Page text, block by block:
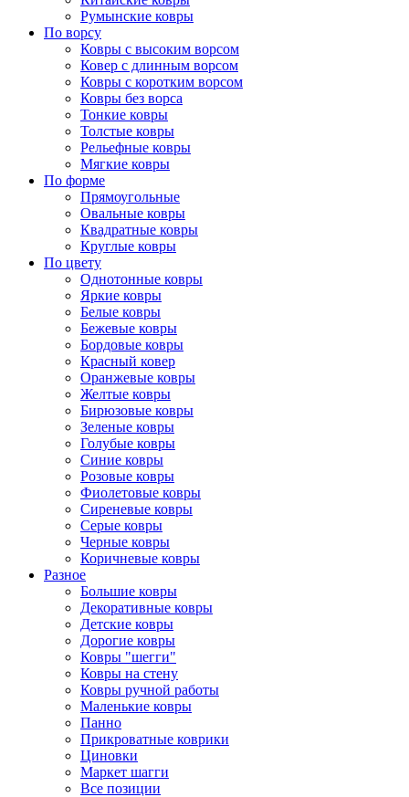
Румынские ковры
По ворсу
Ковры с высоким ворсом
Ковер с длинным ворсом
Ковры с коротким ворсом
Ковры без ворса
Тонкие ковры
Толстые ковры
Рельефные ковры
Мягкие ковры
По форме
Прямоугольные
Овальные ковры
Квадратные ковры
Круглые ковры
По цвету
Однотонные ковры
Яркие ковры
Белые ковры
Бежевые ковры
Бордовые ковры
Красный ковер
Оранжевые ковры
Желтые ковры
Бирюзовые ковры
Зеленые ковры
Голубые ковры
Синие ковры
Розовые ковры
Фиолетовые ковры
Сиреневые ковры
Серые ковры
Черные ковры
Коричневые ковры
Разное
Большие ковры
Декоративные ковры
Детские ковры
Дорогие ковры
Ковры "шегги"
Ковры на стену
Ковры ручной работы
Маленькие ковры
Панно
Прикроватные коврики
Циновки
Маркет шагги
Все позиции